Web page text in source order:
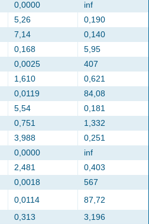
0,0000
inf
5,26
0,190
7,14
0,140
0,168
5,95
0,0025
407
1,610
0,621
0,0119
84,08
5,54
0,181
0,751
1,332
3,988
0,251
0,0000
inf
2,481
0,403
0,0018
567
0,0114
87,72
0,313
3,196